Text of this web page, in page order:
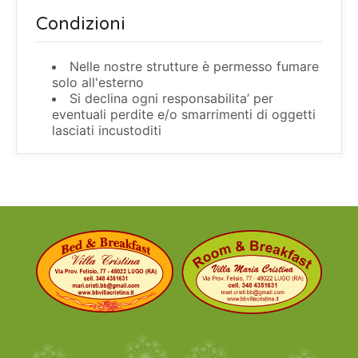
Condizioni
Nelle nostre strutture è permesso fumare
solo all'esterno
Si declina ogni responsabilita’ per
eventuali perdite e/o smarrimenti di oggetti
lasciati incustoditi